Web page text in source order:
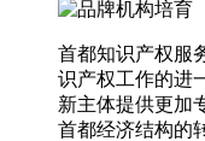
首都知识产权服
识产权工作的进
新主体提供更加
首都经济结构的